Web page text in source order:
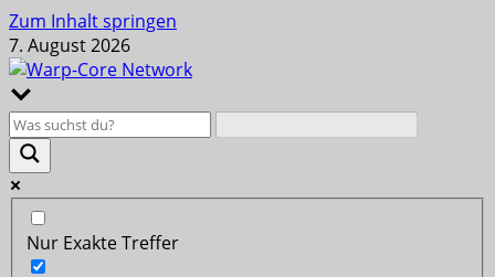
Zum Inhalt springen
7. August 2026
Nur Exakte Treffer